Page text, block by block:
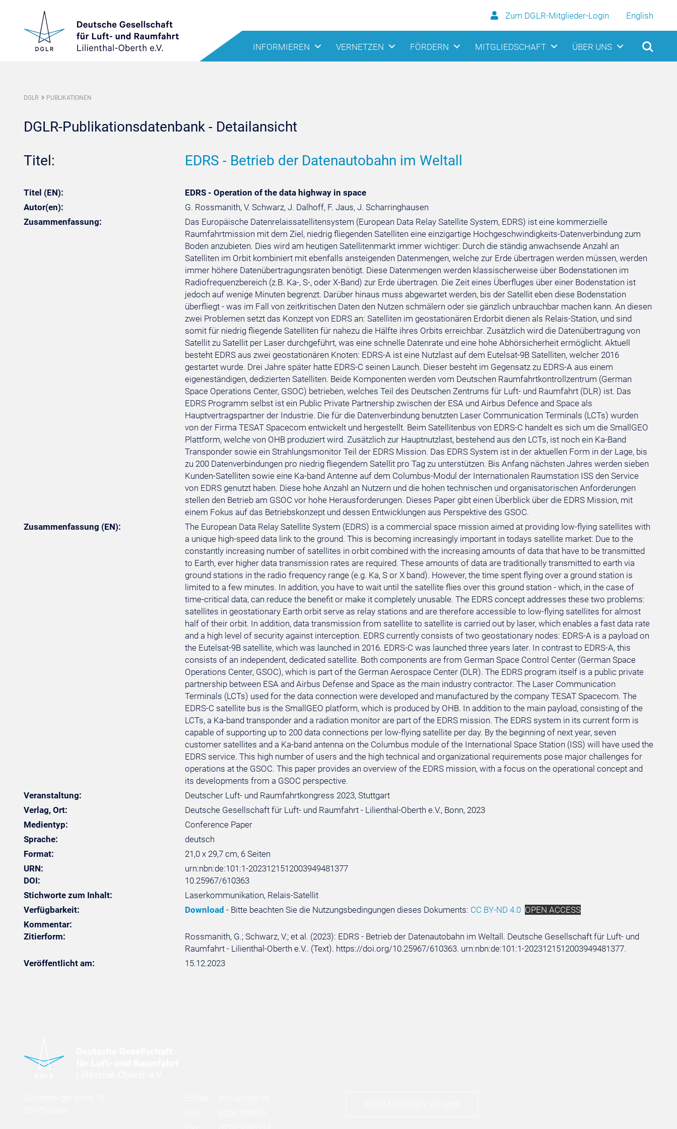
Zum DGLR-Mitglieder-Login English
INFORMIEREN VERNETZEN FÖRDERN MITGLIEDSCHAFT ÜBER UNS
DGLR PUBLIKATIONEN
DGLR-Publikationsdatenbank - Detailansicht
Titel: EDRS - Betrieb der Datenautobahn im Weltall
Titel (EN):
EDRS - Operation of the data highway in space
Autor(en):
G. Rossmanith, V. Schwarz, J. Dalhoff, F. Jaus, J. Scharringhausen
Zusammenfassung:
Das Europäische Datenrelaissatellitensystem (European Data Relay Satellite System, EDRS) ist eine kommerzielle
Raumfahrtmission mit dem Ziel, niedrig fliegenden Satelliten eine einzigartige Hochgeschwindigkeits-Datenverbindung zum
Boden anzubieten. Dies wird am heutigen Satellitenmarkt immer wichtiger: Durch die ständig anwachsende Anzahl an
Satelliten im Orbit kombiniert mit ebenfalls ansteigenden Datenmengen, welche zur Erde übertragen werden müssen, werden
immer höhere Datenübertragungsraten benötigt. Diese Datenmengen werden klassischerweise über Bodenstationen im
Radiofrequenzbereich (z.B. Ka-, S-, oder X-Band) zur Erde übertragen. Die Zeit eines Überfluges über einer Bodenstation ist
jedoch auf wenige Minuten begrenzt. Darüber hinaus muss abgewartet werden, bis der Satellit eben diese Bodenstation
überfliegt - was im Fall von zeitkritischen Daten den Nutzen schmälern oder sie gänzlich unbrauchbar machen kann. An diesen
zwei Problemen setzt das Konzept von EDRS an: Satelliten im geostationären Erdorbit dienen als Relais-Station, und sind
somit für niedrig fliegende Satelliten für nahezu die Hälfte ihres Orbits erreichbar. Zusätzlich wird die Datenübertragung von
Satellit zu Satellit per Laser durchgeführt, was eine schnelle Datenrate und eine hohe Abhörsicherheit ermöglicht. Aktuell
besteht EDRS aus zwei geostationären Knoten: EDRS-A ist eine Nutzlast auf dem Eutelsat-9B Satelliten, welcher 2016
gestartet wurde. Drei Jahre später hatte EDRS-C seinen Launch. Dieser besteht im Gegensatz zu EDRS-A aus einem
eigeneständigen, dedizierten Satelliten. Beide Komponenten werden vom Deutschen Raumfahrtkontrollzentrum (German
Space Operations Center, GSOC) betrieben, welches Teil des Deutschen Zentrums für Luft- und Raumfahrt (DLR) ist. Das
EDRS Programm selbst ist ein Public Private Partnership zwischen der ESA und Airbus Defence and Space als
Hauptvertragspartner der Industrie. Die für die Datenverbindung benutzten Laser Communication Terminals (LCTs) wurden
von der Firma TESAT Spacecom entwickelt und hergestellt. Beim Satellitenbus von EDRS-C handelt es sich um die SmallGEO
Plattform, welche von OHB produziert wird. Zusätzlich zur Hauptnutzlast, bestehend aus den LCTs, ist noch ein Ka-Band
Transponder sowie ein Strahlungsmonitor Teil der EDRS Mission. Das EDRS System ist in der aktuellen Form in der Lage, bis
zu 200 Datenverbindungen pro niedrig fliegendem Satellit pro Tag zu unterstützen. Bis Anfang nächsten Jahres werden sieben
Kunden-Satelliten sowie eine Ka-band Antenne auf dem Columbus-Modul der Internationalen Raumstation ISS den Service
von EDRS genutzt haben. Diese hohe Anzahl an Nutzern und die hohen technischen und organisatorischen Anforderungen
stellen den Betrieb am GSOC vor hohe Herausforderungen. Dieses Paper gibt einen Überblick über die EDRS Mission, mit
einem Fokus auf das Betriebskonzept und dessen Entwicklungen aus Perspektive des GSOC.
Zusammenfassung (EN):
The European Data Relay Satellite System (EDRS) is a commercial space mission aimed at providing low-flying satellites with
a unique high-speed data link to the ground. This is becoming increasingly important in todays satellite market: Due to the
constantly increasing number of satellites in orbit combined with the increasing amounts of data that have to be transmitted
to Earth, ever higher data transmission rates are required. These amounts of data are traditionally transmitted to earth via
ground stations in the radio frequency range (e.g. Ka, S or X band). However, the time spent flying over a ground station is
limited to a few minutes. In addition, you have to wait until the satellite flies over this ground station - which, in the case of
time-critical data, can reduce the benefit or make it completely unusable. The EDRS concept addresses these two problems:
satellites in geostationary Earth orbit serve as relay stations and are therefore accessible to low-flying satellites for almost
half of their orbit. In addition, data transmission from satellite to satellite is carried out by laser, which enables a fast data rate
and a high level of security against interception. EDRS currently consists of two geostationary nodes: EDRS-A is a payload on
the Eutelsat-9B satellite, which was launched in 2016. EDRS-C was launched three years later. In contrast to EDRS-A, this
consists of an independent, dedicated satellite. Both components are from German Space Control Center (German Space
Operations Center, GSOC), which is part of the German Aerospace Center (DLR). The EDRS program itself is a public private
partnership between ESA and Airbus Defense and Space as the main industry contractor. The Laser Communication
Terminals (LCTs) used for the data connection were developed and manufactured by the company TESAT Spacecom. The
EDRS-C satellite bus is the SmallGEO platform, which is produced by OHB. In addition to the main payload, consisting of the
LCTs, a Ka-band transponder and a radiation monitor are part of the EDRS mission. The EDRS system in its current form is
capable of supporting up to 200 data connections per low-flying satellite per day. By the beginning of next year, seven
customer satellites and a Ka-band antenna on the Columbus module of the International Space Station (ISS) will have used the
EDRS service. This high number of users and the high technical and organizational requirements pose major challenges for
operations at the GSOC. This paper provides an overview of the EDRS mission, with a focus on the operational concept and
its developments from a GSOC perspective.
Veranstaltung:
Deutscher Luft- und Raumfahrtkongress 2023, Stuttgart
Verlag, Ort:
Deutsche Gesellschaft für Luft- und Raumfahrt - Lilienthal-Oberth e.V., Bonn, 2023
Medientyp:
Conference Paper
Sprache:
deutsch
Format:
21,0 x 29,7 cm, 6 Seiten
URN:
urn:nbn:de:101:1-2023121512003949481377
DOI:
10.25967/610363
Stichworte zum Inhalt:
Laserkommunikation, Relais-Satellit
Verfügbarkeit:
Download - Bitte beachten Sie die Nutzungsbedingungen dieses Dokuments: CC BY-ND 4.0 OPEN ACCESS
Kommentar:
Zitierform:
Rossmanith, G.; Schwarz, V.; et al. (2023): EDRS - Betrieb der Datenautobahn im Weltall. Deutsche Gesellschaft für Luft- und
Raumfahrt - Lilienthal-Oberth e.V.. (Text). https://doi.org/10.25967/610363. urn:nbn:de:101:1-2023121512003949481377.
Veröffentlicht am:
15.12.2023